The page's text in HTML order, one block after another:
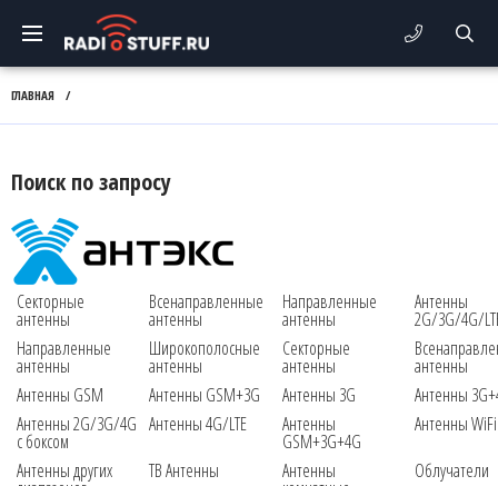
ГЛАВНАЯ /
Поиск по запросу
Секторные
антенны
Всенаправленные
антенны
Направленные
антенны
Антенны
2G/3G/4G/
Направленные
антенны
Широкополосные
антенны
Секторные
антенны
антенны
Антенны GSM
Антенны GSM+3G Антенны 3G
Антенны
Антенны 2G/3G/4G
с боксом
Антенны 4G/LTE Антенны
GSM+3G+4G
Антенны WiFi
Антенны других
ТВ Антенны Антенны Облучатели